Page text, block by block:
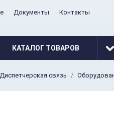
Документы Контакты
КАТАЛОГ ТОВАРОВ
Диспетчерская связь